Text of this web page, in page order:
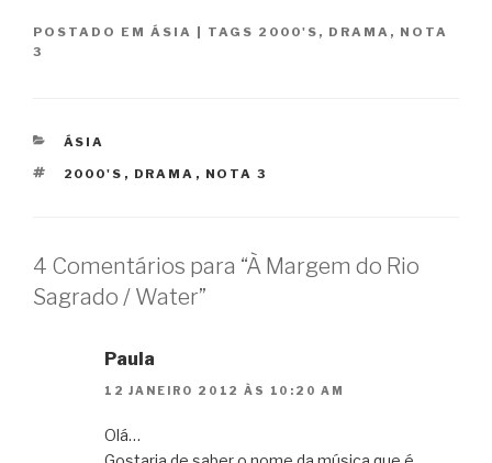
POSTADO EM ÁSIA TAGS 2000'S , DRAMA , NOTA
3
CATEGORIAS
ÁSIA
TAGS
2000'S , DRAMA , NOTA 3
4 Comentários para “À Margem do Rio
Sagrado / Water”
Paula
12 JANEIRO 2012 ÀS 10:20 AM
Olá…